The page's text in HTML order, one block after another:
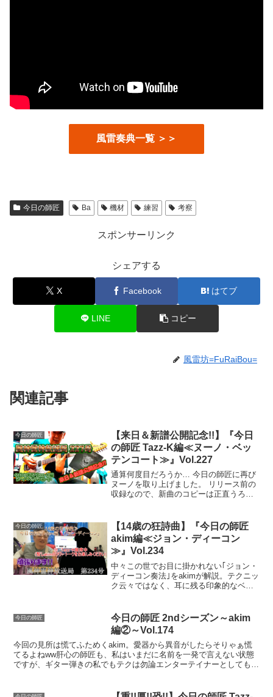
風雷奏典一覧 ＞＞
今日の師匠 Ba 機材 練習 考察
スポンサーリンク
シェアする
X Facebook はてブ
LINE コピー
風雷坊=FuRaiBou=
関連記事
今日の師匠
【来日＆新譜公開記念!!】『今日
の師匠 Tazz-K編≪ヌーノ・ベッ
テンコート≫』Vol.227
通算何度目だろうか… 今日の師匠に再び
ヌーノを取り上げました。 リリース前の
収録なので、新曲のコピーは正直うろ覚
今日の師匠
【14歳の狂詩曲】『今日の師匠
akim編≪ジョン・ディーコン
≫』Vol.234
中々この世でお目に掛かれない｢ジョン・
ディーコン奏法｣をakimが解説。テクニッ
ク云々ではなく、耳に残る印象的なベー
今日の師匠
今日の師匠 2ndシーズン～akim
編②～Vol.174
今回の見所は慌てふためくakim。愛器から異音がしたらそりゃぁ慌
てるよねww肝心の師匠も、私はいまだに名前を一発で言えない状態
ですが、ギター弾きの私でもテクは勿論エンターテイナーとしても非